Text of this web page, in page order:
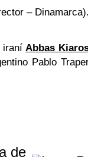
– Dinamarca).
iraníAbbas
Pablo
de